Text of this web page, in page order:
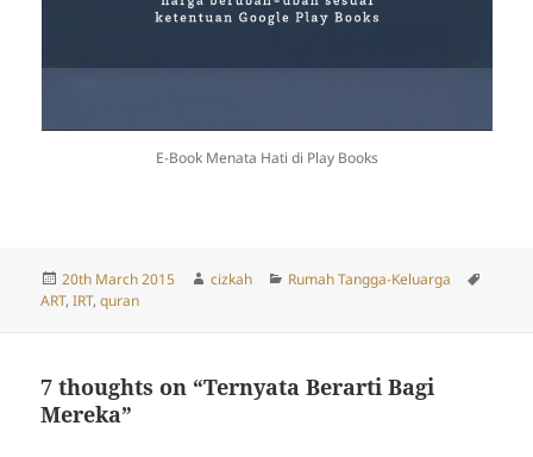
E-Book Menata Hati di Play Books
Posted
on
20th March 2015 Author
cizkah Categories
Rumah Tangga-Keluarga
ART,IRT,quran
7 thoughts on “Ternyata Berarti Bagi
Mereka”